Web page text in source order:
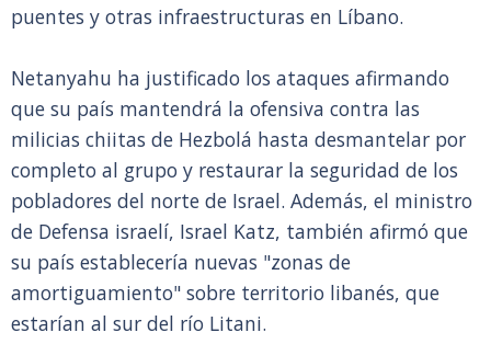
puentes y otras infraestructuras en Líbano.
Netanyahu ha justificado los ataques afirmando
que su país mantendrá la ofensiva contra las
milicias chiitas de Hezbolá hasta desmantelar por
completo al grupo y restaurar la seguridad de los
pobladores del norte de Israel. Además, el ministro
de Defensa israelí, Israel Katz, también afirmó que
su país establecería nuevas "zonas de
amortiguamiento" sobre territorio libanés, que
estarían al sur del río Litani.